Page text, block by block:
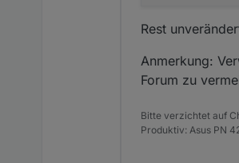
Rest
Anmerkung:
Forum zu
Bitte verzichtet auf
Produktiv: Asus PN